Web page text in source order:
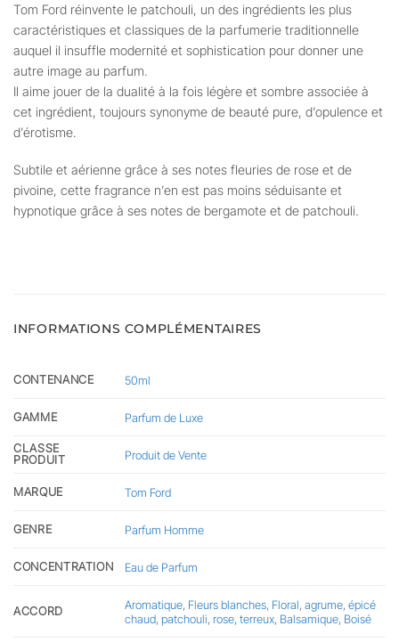
Tom Ford réinvente le patchouli, un des ingrédients les plus
caractéristiques et classiques de la parfumerie traditionnelle
auquel il insuffle modernité et sophistication pour donner une
autre image au parfum.
Il aime jouer de la dualité à la fois légère et sombre associée à
cet ingrédient, toujours synonyme de beauté pure, d’opulence et
d’érotisme.
Subtile et aérienne grâce à ses notes fleuries de rose et de
pivoine, cette fragrance n’en est pas moins séduisante et
hypnotique grâce à ses notes de bergamote et de patchouli.
INFORMATIONS COMPLÉMENTAIRES
CONTENANCE 50ml
GAMME Parfum de Luxe
CLASSE
PRODUIT
Produit de Vente
MARQUE Tom Ford
GENRE Parfum Homme
CONCENTRATION Eau de Parfum
ACCORD Aromatique, Fleurs blanches, Floral,agrume,épicé
chaud,patchouli,rose,terreux, Balsamique, Boisé